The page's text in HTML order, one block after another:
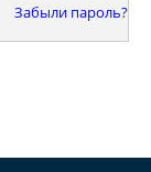
Забыли пароль?